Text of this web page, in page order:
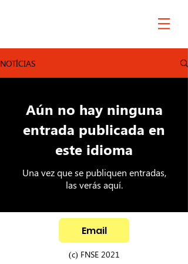
NOTÍCIAS
Aún no hay ninguna
entrada publicada en
este idioma
Una vez que se publiquen entradas,
las verás aquí.
Email
(c) FNSE 2021